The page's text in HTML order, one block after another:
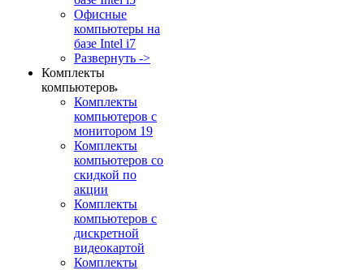
Офисные
компьютеры на
базе Intel i7
Развернуть ->
Комплекты
компьютеров
Комплекты
компьютеров с
монитором 19
Комплекты
компьютеров со
скидкой по
акции
Комплекты
компьютеров с
дискретной
видеокартой
Комплекты